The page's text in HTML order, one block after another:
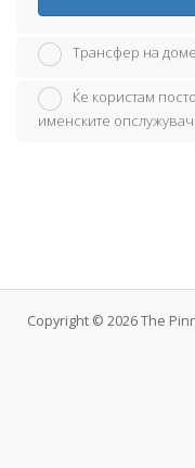
Трансфер на
Ќе користам
именските
Copyright © 2026 The